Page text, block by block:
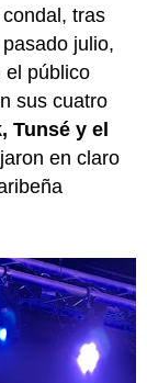
tras
julio,
el público
sus cuatro
Tunsé y el
en claro